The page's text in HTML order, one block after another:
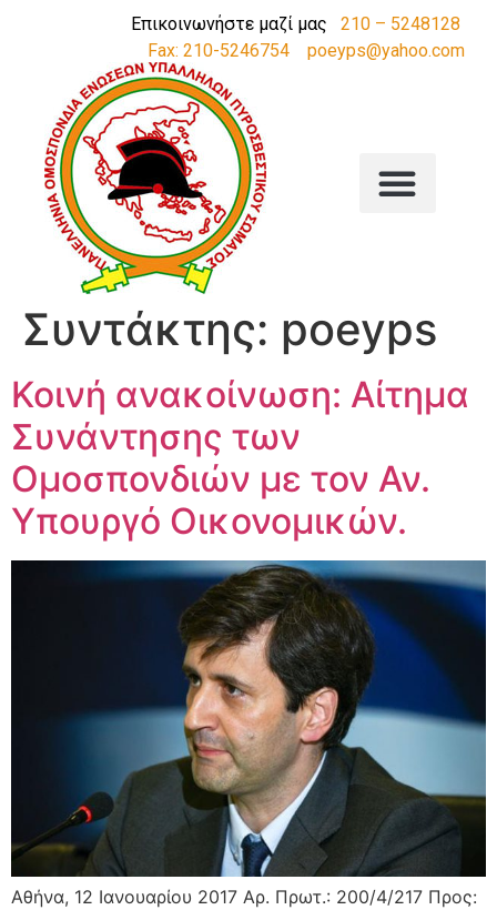
Επικοινωνήστε μαζί μας 210 – 5248128
Fax: 210-5246754
poeyps@yahoo.com
Συντάκτης: poeyps
Κοινή ανακοίνωση: Αίτημα
Συνάντησης των
Ομοσπονδιών με τον Αν.
Υπουργό Οικονομικών.
Αθήνα, 12 Ιανουαρίου 2017 Αρ. Πρωτ.: 200/4/217 Προς: